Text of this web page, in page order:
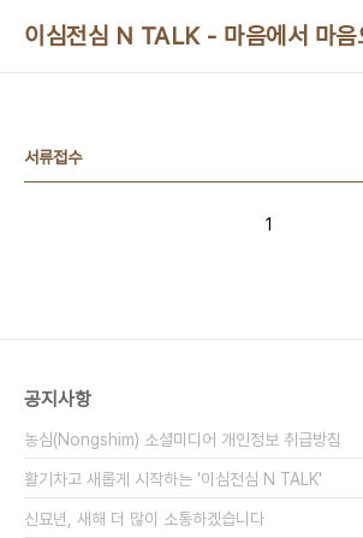
이심전심 N TALK - 마음에서 마음
서류접수
1
공지사항
농심(Nongshim) 소셜미디어 개인정보 취급방침
활기차고 새롭게 시작하는 '이심전심 N TALK'
신묘년, 새해 더 많이 소통하겠습니다